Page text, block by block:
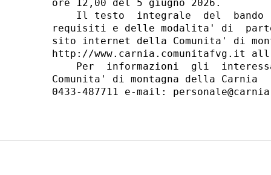
ore 12,00 del 5 giugno 2026.
Il testo  integrale  del  bando
requisiti e delle modalita' di
sito internet della Comunita' di
http://www.carnia.comunitafvg.it
Per  informazioni  gli
Comunita' di montagna della
0433-487711 e-mail: